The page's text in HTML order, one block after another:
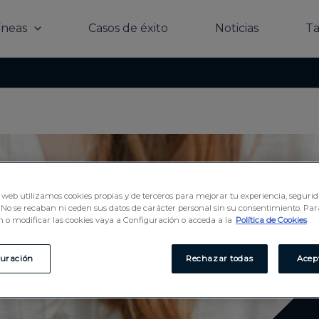
Casos de éxito Noticias
web utilizamos cookies propias y de terceros para mejorar tu experiencia,
se recaban ni ceden sus datos de carácter personal sin su consentimiento.
o modificar las cookies vaya a Configuración o acceda a la Política de Cookies
Rechazar todas